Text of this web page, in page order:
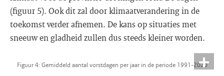
(figuur 5). Ook dit zal door klimaatverandering in de
toekomst verder afnemen. De kans op situaties met
sneeuw en gladheid zullen dus steeds kleiner worden.
Figuur 4: Gemiddeld aantal vorstdagen per jaar in de periode 1991-2020